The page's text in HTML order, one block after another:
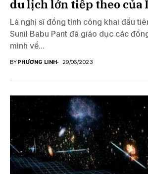
du lịch lớn tiếp theo của
Là nghị sĩ đồng tính công khai đầu
Sunil Babu Pant đã giáo dục các
mình về...
BYPHƯƠNG LINH 29/06/2023